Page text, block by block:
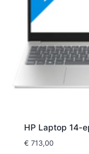
HP Laptop 14-
€ 713,00